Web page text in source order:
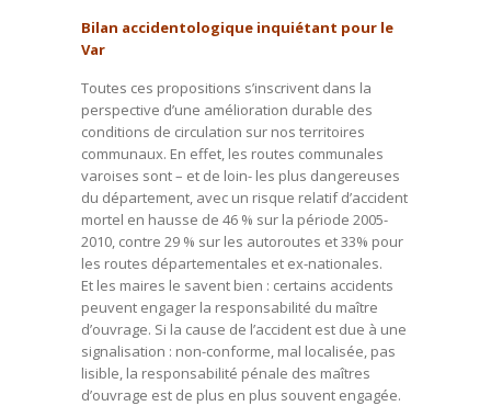
Bilan accidentologique inquiétant pour le
Var
Toutes ces propositions s’inscrivent dans la
perspective d’une amélioration durable des
conditions de circulation sur nos territoires
communaux. En effet, les routes communales
varoises sont – et de loin- les plus dangereuses
du département, avec un risque relatif d’accident
mortel en hausse de 46 % sur la période 2005-
2010, contre 29 % sur les autoroutes et 33% pour
les routes départementales et ex-nationales.
Et les maires le savent bien : certains accidents
peuvent engager la responsabilité du maître
d’ouvrage. Si la cause de l’accident est due à une
signalisation : non-conforme, mal localisée, pas
lisible, la responsabilité pénale des maîtres
d’ouvrage est de plus en plus souvent engagée.